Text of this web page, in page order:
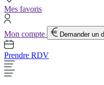
Mes favoris
Mon compte Demander un
Prendre RDV